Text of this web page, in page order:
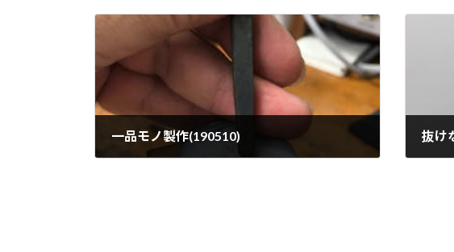
一品モノ製作(190510)